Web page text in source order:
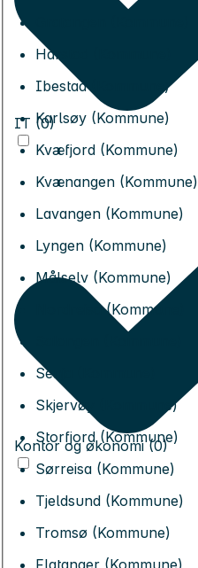
Harstad (Kommune)
Ibestad (Kommune)
Karlsøy (Kommune)
Kvæfjord (Kommune)
Kvænangen (Kommune)
Lavangen (Kommune)
Lyngen (Kommune)
Målselv (Kommune)
Nordreisa (Kommune)
Senja (Kommune)
Skjervøy (Kommune)
Storfjord (Kommune)
Sørreisa (Kommune)
Tjeldsund (Kommune)
Tromsø (Kommune)
Flatanger (Kommune)
IT (0)
Kontor og økonomi (0)